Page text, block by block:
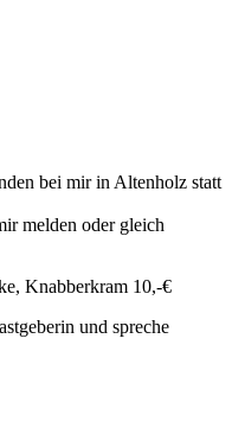
bei mir in Altenholz statt
melden oder gleich
Knabberkram 10,-€
und spreche